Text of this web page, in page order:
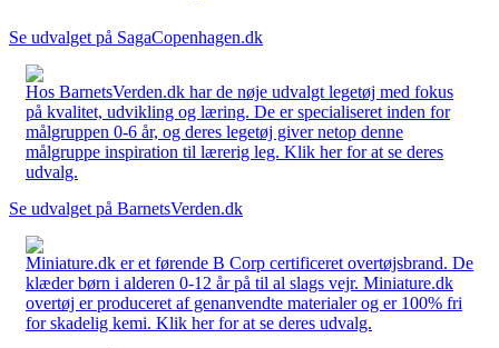
Se udvalget på SagaCopenhagen.dk
Hos BarnetsVerden.dk har de nøje udvalgt legetøj med fokus
på kvalitet, udvikling og læring. De er specialiseret inden for
målgruppen 0-6 år, og deres legetøj giver netop denne
målgruppe inspiration til lærerig leg. Klik her for at se deres
udvalg.
Se udvalget på BarnetsVerden.dk
Miniature.dk er et førende B Corp certificeret overtøjsbrand. De
klæder børn i alderen 0-12 år på til al slags vejr. Miniature.dk
overtøj er produceret af genanvendte materialer og er 100% fri
for skadelig kemi. Klik her for at se deres udvalg.